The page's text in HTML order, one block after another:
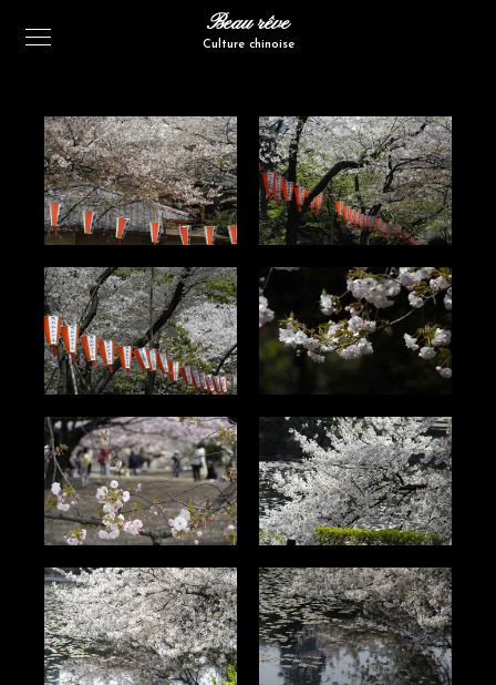
Beau rêve
Culture chinoise